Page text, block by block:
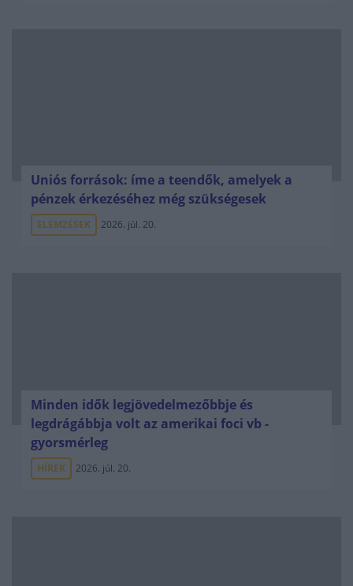
Uniós források: íme a teendők, amelyek a
pénzek érkezéséhez még szükségesek
ELEMZÉSEK 2026. júl. 20.
Minden idők legjövedelmezőbbje és
legdrágábbja volt az amerikai foci vb -
gyorsmérleg
HÍREK 2026. júl. 20.